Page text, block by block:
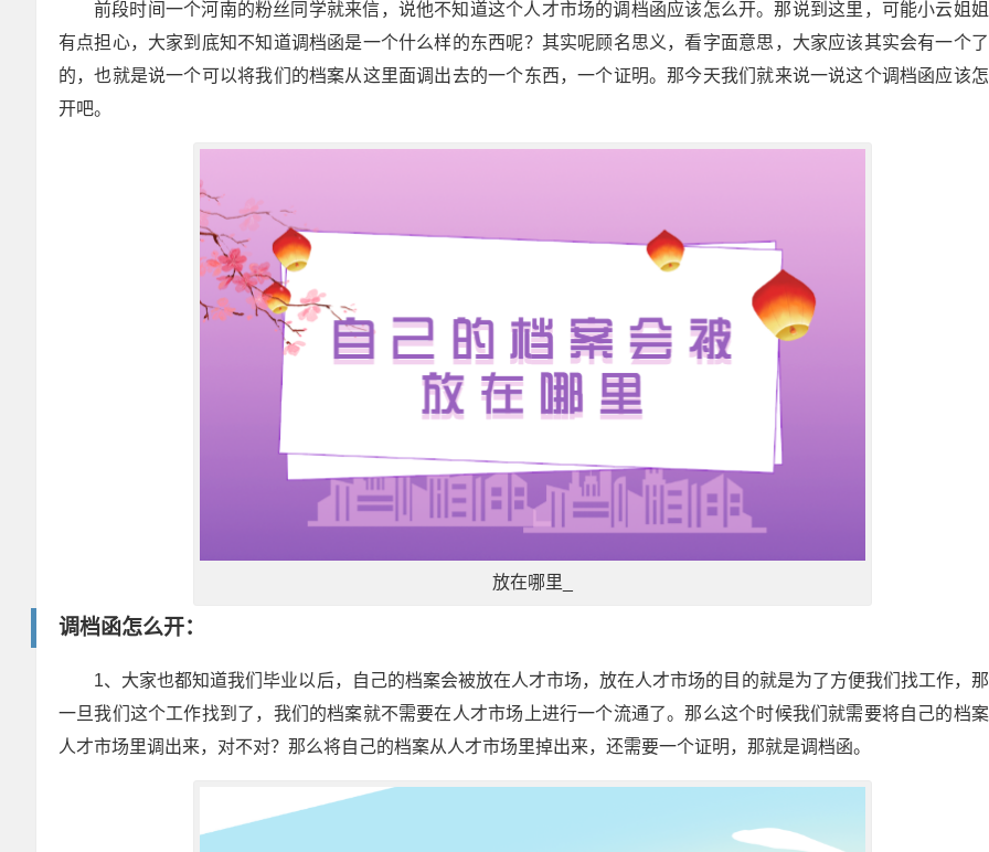
前段时间一个河南的粉丝同学就来信，说他不知道这个人才市场的调档函应该怎么开。那说到这里，可能小云姐
有点担心，大家到底知不知道调档函是一个什么样的东西呢？其实呢顾名思义，看字面意思，大家应该其实会有一个
的，也就是说一个可以将我们的档案从这里面调出去的一个东西，一个证明。那今天我们就来说一说这个调档函应该
开吧。
放在哪里_
调档函怎么开：
1、大家也都知道我们毕业以后，自己的档案会被放在人才市场，放在人才市场的目的就是为了方便我们找工作，
一旦我们这个工作找到了，我们的档案就不需要在人才市场上进行一个流通了。那么这个时候我们就需要将自己的档
人才市场里调出来，对不对？那么将自己的档案从人才市场里掉出来，还需要一个证明，那就是调档函。